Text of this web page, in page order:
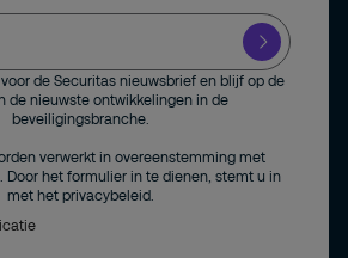
de Securitas nieuwsbrief en blijf op de
de nieuwste ontwikkelingen in de
beveiligingsbranche.
verwerkt in overeenstemming met
. Door het formulier in te dienen, stemt u in
met het privacybeleid.